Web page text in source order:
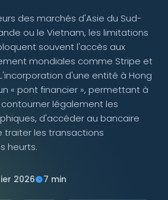
nous
des marchés d'Asie du Sud-
ou le Vietnam, les limitations
souvent l'accès aux
mondiales comme Stripe et
d'une entité à Hong
« pont financier », permettant à
légalement les
d'accéder au bancaire
les transactions
heurts.
2026 7 min